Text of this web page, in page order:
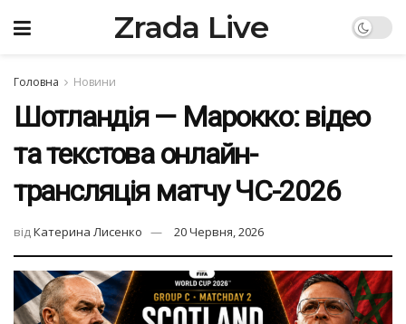
Zrada Live
Головна Новини
Шотландія — Марокко: відео
та текстова онлайн-
трансляція матчу ЧС-2026
відКатерина Лисенко 20 Червня, 2026